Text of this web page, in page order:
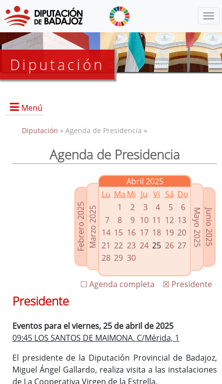
Diputación
Menú
Presidencia
Enlaces relacionados
Agenda de Presidencia
Plenos provinciales y Juntas de gobierno
Oficina de Proyectos Europeos
Diputación » Agenda de Presidencia »
Agenda de Presidencia
Febrero 2025Marzo 2025
Abril 2025
Lu Ma Mi Ju Vi Sá Do
1
2 3 4 5
6
7
8 9 10 11 12 13
14 15 16 17 18 19 20
21 22 23 24 25 26 27
28 29 30
Junio 2025
Mayo 2025
☒ Presidente
☐ Agenda completa
Presidente
Eventos para el viernes, 25 de abril de 2025
09:45 LOS SANTOS DE MAIMONA. C/Mérida, 1
El presidente de la Diputación Provincial de Badajoz,
Miguel Ángel Gallardo, realiza visita a las instalaciones
de La Cooperativa Virgen de la Estrella.